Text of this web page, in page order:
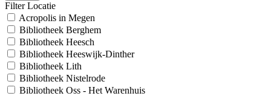
Filter Locatie
Acropolis in Megen
Bibliotheek Berghem
Bibliotheek Heesch
Bibliotheek Heeswijk-Dinther
Bibliotheek Lith
Bibliotheek Nistelrode
Bibliotheek Oss - Het Warenhuis